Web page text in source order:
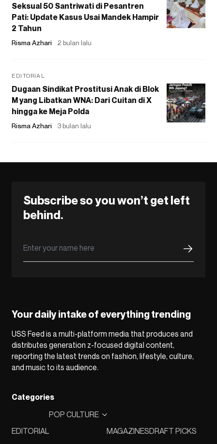
Seksual 50 Santriwati di Pesantren
Pati: Update Kasus Usai Mandek Hampir
2 Tahun
Risma Azhari 2 bulan lalu
EDITORIAL
Dugaan Sindikat Prostitusi Anak di Blok
M yang Libatkan WNA: Dari Cuitan di X
hingga ke Meja Polda
Risma Azhari 3 bulan lalu
Subscribe so you won’t get left
behind.
Your daily intake of everything trending
USS Feed is a multi-platform media that produces and
distributes generation z-focused digital content,
reporting the latest trends on fashion, lifestyle, culture,
and music to its audience.
Categories
EDITORIAL
POP CULTURE
MAGAZINESDRAFT PICKS